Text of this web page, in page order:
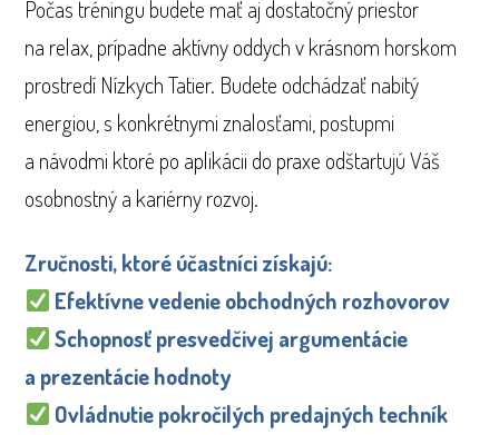
Počas tréningu budete mať aj dostatočný priestor
na relax, prípadne aktívny oddych v krásnom horskom
prostredí Nízkych Tatier. Budete odchádzať nabitý
energiou, s konkrétnymi znalosťami, postupmi
a návodmi ktoré po aplikácii do praxe odštartujú Váš
osobnostný a kariérny rozvoj.
Zručnosti, ktoré účastníci získajú:
Efektívne vedenie obchodných rozhovorov
Schopnosť presvedčivej argumentácie
a prezentácie hodnoty
Ovládnutie pokročilých predajných techník